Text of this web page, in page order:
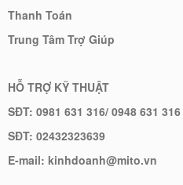
Thanh Toán
Trung Tâm Trợ Giúp
HỖ TRỢ KỸ THUẬT
SĐT: 0981 631 316/ 0948 631 316
SĐT: 02432323639
E-mail: kinhdoanh@mito.vn